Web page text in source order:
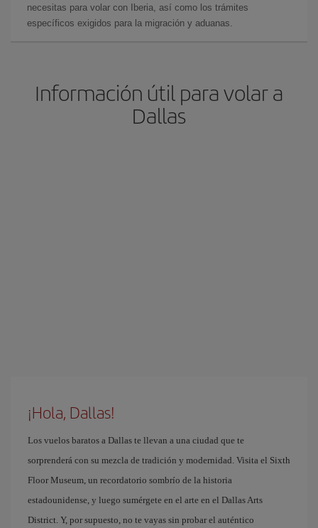
necesitas para volar con Iberia, así como los trámites
específicos exigidos para la migración y aduanas.
Información útil para volar a
Dallas
¡Hola, Dallas!
Los vuelos baratos a Dallas te llevan a una ciudad que te
sorprenderá con su mezcla de tradición y modernidad. Visita el Sixth
Floor Museum, un recordatorio sombrío de la historia
estadounidense, y luego sumérgete en el arte en el Dallas Arts
District. Y, por supuesto, no te vayas sin probar el auténtico